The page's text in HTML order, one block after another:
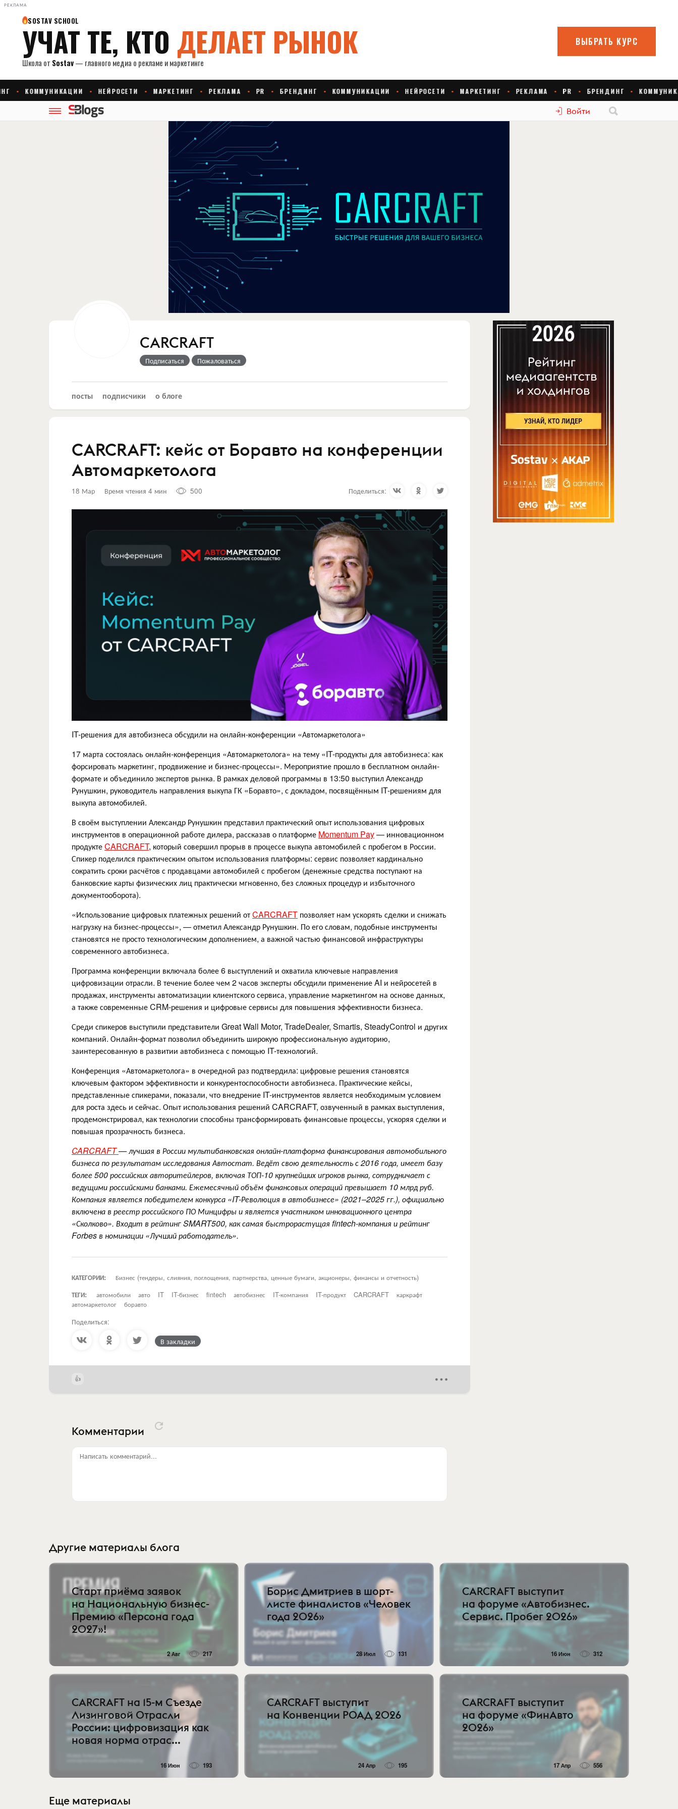
РЕКЛАМА
Войти
CARCRAFT
Подписаться Пожаловаться
посты подписчики о блоге
CARCRAFT: кейс от Боравто на конференции
Автомаркетолога
18 Мар Время чтения 4 мин 500 Поделиться:
IT-решения для автобизнеса обсудили на онлайн-конференции «Автомаркетолога»
17 марта состоялась онлайн-конференция «Автомаркетолога» на тему «IT-продукты для автобизнеса: как
форсировать маркетинг, продвижение и бизнес-процессы». Мероприятие прошло в бесплатном онлайн-
формате и объединило экспертов рынка. В рамках деловой программы в 13:50 выступил Александр
Рунушкин, руководитель направления выкупа ГК «Боравто», с докладом, посвящённым IT-решениям для
выкупа автомобилей.
В своём выступлении Александр Рунушкин представил практический опыт использования цифровых
инструментов в операционной работе дилера, рассказав о платформе Momentum Pay— инновационном
продуктеCARCRAFT, который совершил прорыв в процессе выкупа автомобилей с пробегом в России.
Спикер поделился практическим опытом использования платформы: сервис позволяет кардинально
сократить сроки расчётов с продавцами автомобилей с пробегом (денежные средства поступают на
банковские карты физических лиц практически мгновенно, без сложных процедур и избыточного
документооборота).
«Использование цифровых платежных решений отCARCRAFT позволяет нам ускорять сделки и снижать
нагрузку на бизнес-процессы», — отметил Александр Рунушкин. По его словам, подобные инструменты
становятся не просто технологическим дополнением, а важной частью финансовой инфраструктуры
современного автобизнеса.
Программа конференции включала более 6 выступлений и охватила ключевые направления
цифровизации отрасли. В течение более чем 2 часов эксперты обсудили применение AI и нейросетей в
продажах, инструменты автоматизации клиентского сервиса, управление маркетингом на основе данных,
а также современные CRM-решения и цифровые сервисы для повышения эффективности бизнеса.
Среди спикеров выступили представители Great Wall Motor, TradeDealer, Smartis, SteadyControl и других
компаний. Онлайн-формат позволил объединить широкую профессиональную аудиторию,
заинтересованную в развитии автобизнеса с помощью IT-технологий.
Конференция «Автомаркетолога» в очередной раз подтвердила: цифровые решения становятся
ключевым фактором эффективности и конкурентоспособности автобизнеса. Практические кейсы,
представленные спикерами, показали, что внедрение IT-инструментов является необходимым условием
для роста здесь и сейчас. Опыт использования решений CARCRAFT, озвученный в рамках выступления,
продемонстрировал, как технологии способны трансформировать финансовые процессы, ускоряя сделки и
повышая прозрачность бизнеса.
CARCRAFT— лучшая в России мультибанковская онлайн-платформа финансирования автомобильного
бизнеса по результатам исследования Автостат. Ведёт свою деятельность с 2016 года, имеет базу
более 500 российских авторитейлеров, включая ТОП-10 крупнейших игроков рынка, сотрудничает с
ведущими российскими банками. Ежемесячный объём финансовых операций превышает 10 млрд руб.
Компания является победителем конкурса «IT-Революция в автобизнесе» (2021–2025 гг.), официально
включена в реестр российского ПО Минцифры и является участником инновационного центра
«Сколково». Входит в рейтинг SMART500, как самая быстрорастущая fintech-компания и рейтинг
Forbes в номинации «Лучший работодатель».
КАТЕГОРИИ:
Бизнес (тендеры, слияния, поглощения, партнерства, ценные бумаги, акционеры, финансы и отчетность)
ТЕГИ:
автомобили авто IT IT-бизнес fintech автобизнес IT-компания IT-продукт CARCRAFT
каркрафт
автомаркетолог
боравто
Поделиться:
В закладки
Комментарии
Написать комментарий...
Другие материалы блога
Старт приёма заявок
на Национальную бизнес-
Премию «Персона года
2027»!
2 Авг 217
Борис Дмитриев в шорт-
листе финалистов «Человек
года 2026»
28 Июл 131
CARCRAFT выступит
на форуме «Автобизнес.
Сервис. Пробег 2026»
16 Июн 312
CARCRAFT на 15-м Съезде
Лизинговой Отрасли
России: цифровизация как
новая норма отрас...
16 Июн 193
CARCRAFT выступит
на Конвенции РОАД 2026
24 Апр 195
CARCRAFT выступит
на форуме «ФинАвто
2026»
17 Апр 556
Еще материалы